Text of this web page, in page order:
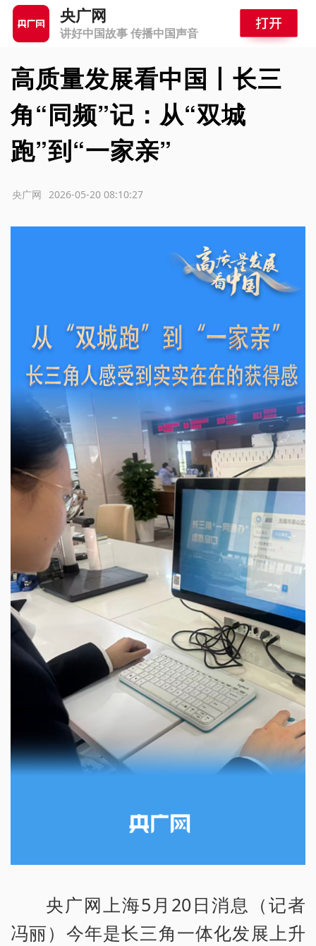
央广网
讲好中国故事 传播中国声音
高质量发展看中国丨长三
角“同频”记：从“双城
跑”到“一家亲”
2026-05-20 08:10:27
央广网
央广网上海5月20日消息（记者
冯丽）今年是长三角一体化发展上升